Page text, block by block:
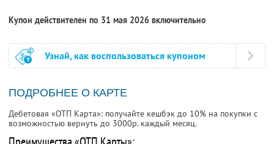
Купон действителен по 31 мая 2026 включительно
Узнай, как воспользоваться купоном
ПОДРОБНЕЕ О КАРТЕ
Дебетовая «ОТП Карта»: получайте кешбэк до 10% на покупки с
возможностью вернуть до 3000р. каждый месяц.